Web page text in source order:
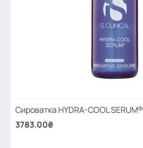
Сироватка HYDRA-COOL SERUM®
3783.00₴